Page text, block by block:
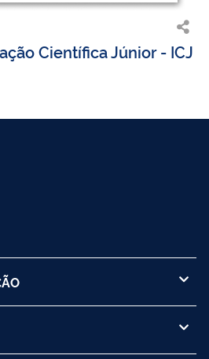
Científica Júnior - ICJ